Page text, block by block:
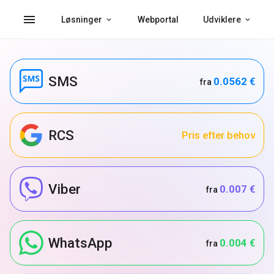
menu Løsninger Webportal Udviklere
SMS fra 0.0562 €
RCS Pris efter behov
Viber fra 0.007 €
WhatsApp fra 0.004 €